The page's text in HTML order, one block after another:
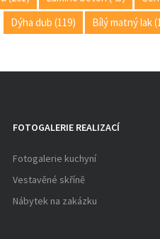
Dýha dub (119)
Bílý matný lak
FOTOGALERIE REALIZACÍ
Fotogalerie kuchyní
Vestavěné skříně
Nábytek na zakázku